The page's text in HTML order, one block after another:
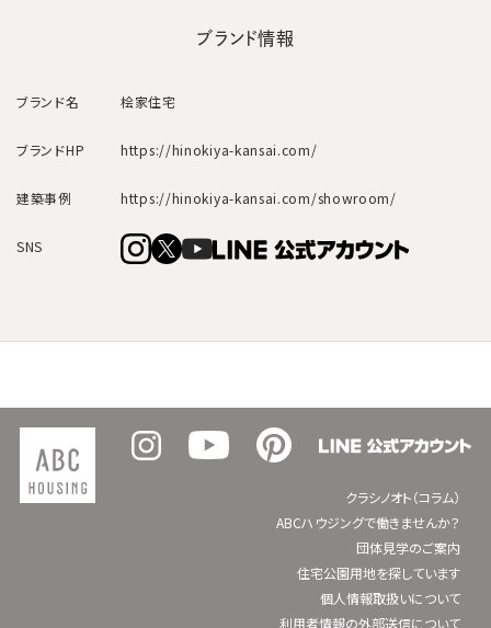
ブランド情報
ブランド名 桧家住宅
ブランドHP https://hinokiya-kansai.com/
建築事例 https://hinokiya-kansai.com/showroom/
SNS
クラシノオト（コラム）
ABCハウジングで働きませんか？
団体見学のご案内
住宅公園用地を探しています
個人情報取扱いについて
利用者情報の外部送信について